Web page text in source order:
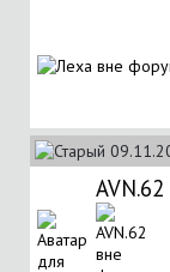
AVN.62